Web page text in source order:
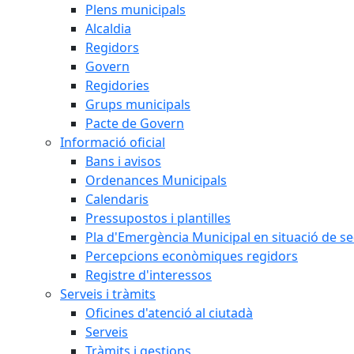
Plens municipals
Alcaldia
Regidors
Govern
Regidories
Grups municipals
Pacte de Govern
Informació oficial
Bans i avisos
Ordenances Municipals
Calendaris
Pressupostos i plantilles
Pla d'Emergència Municipal en situació de
Percepcions econòmiques regidors
Registre d'interessos
Serveis i tràmits
Oficines d'atenció al ciutadà
Serveis